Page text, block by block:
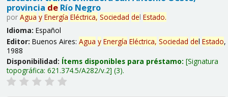
provincia deRío Negro
por Agua y Energía Eléctrica, Sociedad del Estado.
Idioma: Español
Editor: Buenos Aires: Agua y Energía Eléctrica, Sociedad del Estado,
1988
Disponibilidad: Ítems disponibles para préstamo: Signatura
topográfica: 621.374.5/A282/v.2 (3).